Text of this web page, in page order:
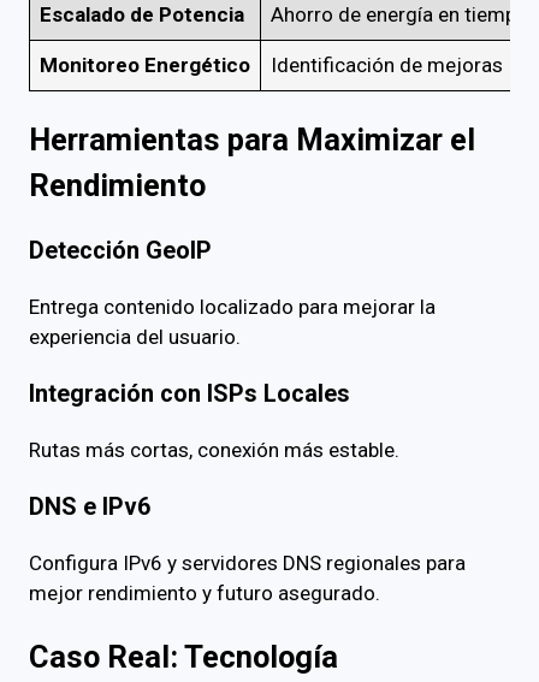
Escalado de Potencia Ahorro de energía en tiempo
Monitoreo Energético Identificación de mejoras
Herramientas para Maximizar el
Rendimiento
Detección GeoIP
Entrega contenido localizado para mejorar la
experiencia del usuario.
Integración con ISPs Locales
Rutas más cortas, conexión más estable.
DNS e IPv6
Configura IPv6 y servidores DNS regionales para
mejor rendimiento y futuro asegurado.
Caso Real: Tecnología